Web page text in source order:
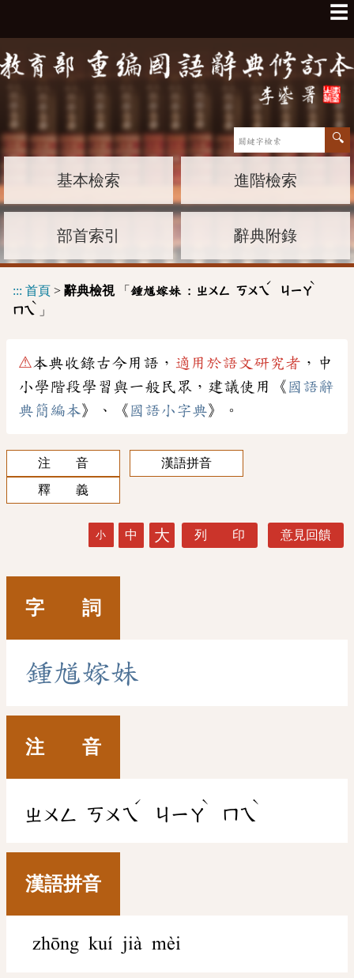
☰
基本檢索 進階檢索
部首索引 辭典附錄
::: 首頁 > 辭典檢視「 鍾馗嫁妹 : ㄓㄨㄥ ㄎㄨㄟ
ˊ
ㄐㄧㄚ
ˋ
ㄇㄟ
ˋ
」
⚠本典收錄古今用語， 適用於語文研究者 ，中
小學階段學習與一般民眾，建議使用《 國語辭
典簡編本》、《 國語小字典》。
注 音
漢語拼音
釋 義
小 中 大 列 印 意見回饋
字 詞
鍾馗嫁妹
注 音
ㄓㄨㄥ ㄎㄨㄟ
ˊ
ㄐㄧㄚ
ˋ
ㄇㄟ
ˋ
漢語拼音
zhōng kuí jià mèi